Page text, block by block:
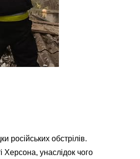
російських обстрілів.
унаслідок чого